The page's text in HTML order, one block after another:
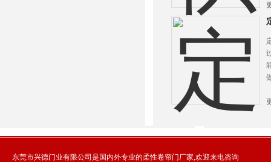
东莞市兴德门业有限公司是国内外专业的柔性卷帘门厂家,欢迎来电咨询